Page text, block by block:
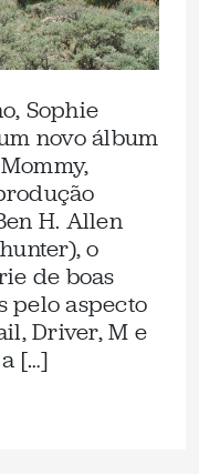
Sophie
novo álbum
H. Allen
o
de boas
pelo aspecto
Driver, M e
[…]